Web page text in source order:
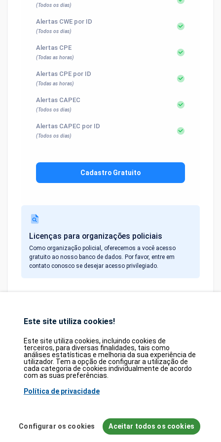
(Todos os dias)
Alertas CWE por ID
(Todos os dias)
Alertas CPE
(Todas as horas)
Alertas CPE por ID
(Todas as horas)
Alertas CAPEC
(Todos os dias)
Alertas CAPEC por ID
(Todos os dias)
Cadastro Gratuito
Licenças para organizações policiais
Como organização policial, oferecemos a você acesso
gratuito ao nosso banco de dados. Por favor, entre em
contato conosco se desejar acesso privilegiado.
2026© tesweb SA,bexxo Cyber Security
Partners
As informações apresentadas no CVE Find originam-se de várias fontes de
MITRE Corporatione peloNational Vulnerability Database (NVD)
. Além disso, os dados sobre fraquezas
de software (CWE) e padrões de ataque comuns (CAPEC) são mantidos pela
, e as informações sobre configurações de hardware e
Este site utiliza cookies!
Este site utiliza cookies, incluindo cookies de
terceiros, para diversas finalidades, tais como
análises estatísticas e melhoria da sua experiência de
utilizador. Tem a opção de configurar a utilização de
cada categoria de cookies individualmente de acordo
com as suas preferências.
Política de privacidade
Configurar os cookies Aceitar todos os cookies